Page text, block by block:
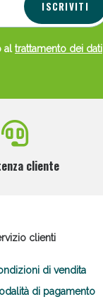
ISCRIVITI
al trattamento dei dati
cliente
clienti
di vendita
di pagamento